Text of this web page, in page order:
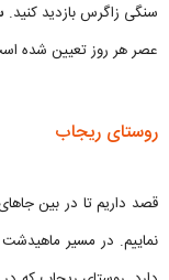
سنگی زاگرس بازدید کنید.
عصر هر روز تعیین شده
روستای ریجاب
قصد داریم تا در بین
نماییم. در مسیر